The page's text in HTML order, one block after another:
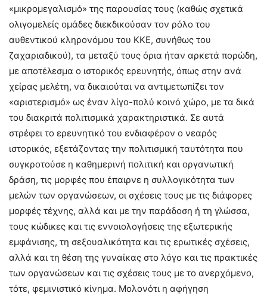
«μικρομεγαλισμό» της παρουσίας τους (καθώς σχετικά
ολιγομελείς ομάδες διεκδικούσαν τον ρόλο του
αυθεντικού κληρονόμου του ΚΚΕ, συνήθως του
ζαχαριαδικού), τα μεταξύ τους όρια ήταν αρκετά πορώδη,
με αποτέλεσμα ο ιστορικός ερευνητής, όπως στην ανά
χείρας μελέτη, να δικαιούται να αντιμετωπίζει τον
«αριστερισμό» ως έναν λίγο-πολύ κοινό χώρο, με τα δικά
του διακριτά πολιτισμικά χαρακτηριστικά. Σε αυτά
στρέφει το ερευνητικό του ενδιαφέρον ο νεαρός
ιστορικός, εξετάζοντας την πολιτισμική ταυτότητα που
συγκροτούσε η καθημερινή πολιτική και οργανωτική
δράση, τις μορφές που έπαιρνε η συλλογικότητα των
μελών των οργανώσεων, οι σχέσεις τους με τις διάφορες
μορφές τέχνης, αλλά και με την παράδοση ή τη γλώσσα,
τους κώδικες και τις εννοιολογήσεις της εξωτερικής
εμφάνισης, τη σεξουαλικότητα και τις ερωτικές σχέσεις,
αλλά και τη θέση της γυναίκας στο λόγο και τις πρακτικές
των οργανώσεων και τις σχέσεις τους με το ανερχόμενο,
τότε, φεμινιστικό κίνημα. Μολονότι η αφήγηση